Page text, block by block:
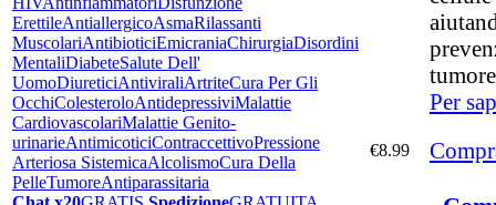
ErettileAntiallergicoAsmaRilassanti
MuscolariAntibioticiEmicraniaChirurgiaDisordini
MentaliDiabeteSalute Dell'
UomoDiureticiAntiviraliArtriteCura Per Gli
OcchiColesteroloAntidepressiviMalattie
CardiovascolariMalattie Genito-
urinarieAntimicoticiContraccettivoPressione
Arteriosa SistemicaAlcolismoCura Della
PelleTumoreAntiparassitaria
Per
€8.99